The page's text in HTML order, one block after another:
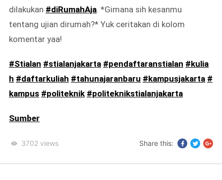
dilakukan #diRumahAja. *Gimana sih kesanmu
tentang ujian dirumah?* Yuk ceritakan di kolom
komentar yaa!
#Stialan #stialanjakarta #pendaftaranstialan #kulia
h #daftarkuliah #tahunajaranbaru #kampusjakarta #
kampus #politeknik #politeknikstialanjakarta
Sumber
3702 views Share this: